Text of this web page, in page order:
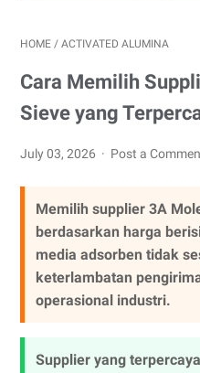
HOME / ACTIVATED ALUMINA
Cara Memilih
Sieve yang
July 03, 2026 Post a
Memilih supplier 3A
berdasarkan harga
media adsorben tidak
keterlambatan
operasional industri.
Supplier yang